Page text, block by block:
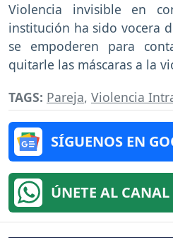
Violencia invisible en
institución ha sido vocera
se empoderen para
quitarle las máscaras a la
TAGS: Pareja, Violencia
SÍGUENOS EN
ÚNETE AL